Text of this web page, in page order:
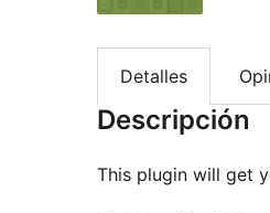
Detalles
Descripción
This plugin will get